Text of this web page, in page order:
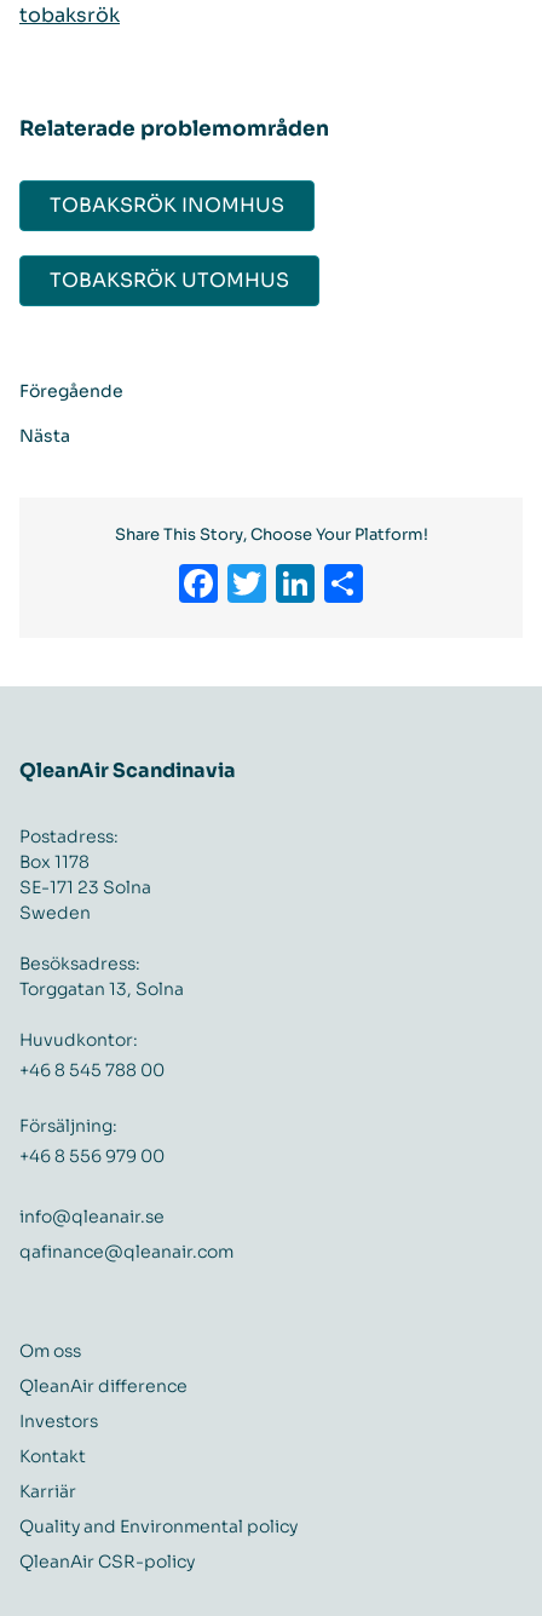
tobaksrök
Relaterade problemområden
TOBAKSRÖK INOMHUS
TOBAKSRÖK UTOMHUS
Föregående
Nästa
Share This Story, Choose Your Platform!
Facebook
Twitter
LinkedIn
QleanAir Scandinavia
Postadress:
Box 1178
SE-171 23 Solna
Sweden
Besöksadress:
Torggatan 13, Solna
Huvudkontor:
+46 8 545 788 00
Försäljning:
+46 8 556 979 00
info@qleanair.se
qafinance@qleanair.com
Om oss
QleanAir difference
Investors
Kontakt
Karriär
Quality and Environmental policy
QleanAir CSR-policy